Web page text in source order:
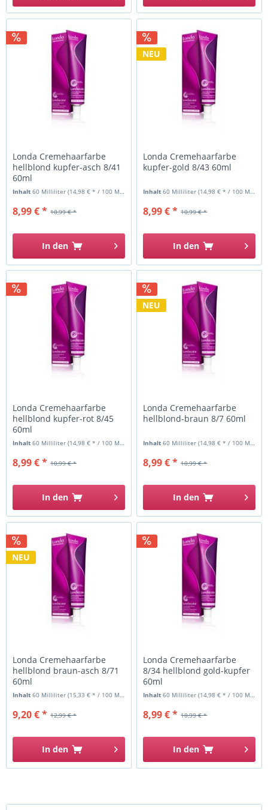
Londa Cremehaarfarbe
hellblond kupfer-asch 8/41
60ml
Inhalt60 Milliliter(14,98 € * / 100 Milliliter)
10,99 € *
8,99 € *
In den
NEU
Londa Cremehaarfarbe
kupfer-gold 8/43 60ml
Inhalt60 Milliliter(14,98 € * / 100 Milliliter)
10,99 € *
8,99 € *
In den
Londa Cremehaarfarbe
hellblond kupfer-rot 8/45
60ml
Inhalt60 Milliliter(14,98 € * / 100 Milliliter)
10,99 € *
8,99 € *
In den
NEU
Londa Cremehaarfarbe
hellblond-braun 8/7 60ml
Inhalt60 Milliliter(14,98 € * / 100 Milliliter)
10,99 € *
8,99 € *
In den
NEU
Londa Cremehaarfarbe
hellblond braun-asch 8/71
60ml
Inhalt60 Milliliter(15,33 € * / 100 Milliliter)
12,99 € *
9,20 € *
In den
Londa Cremehaarfarbe
8/34 hellblond gold-kupfer
60ml
Inhalt60 Milliliter(14,98 € * / 100 Milliliter)
10,99 € *
8,99 € *
In den